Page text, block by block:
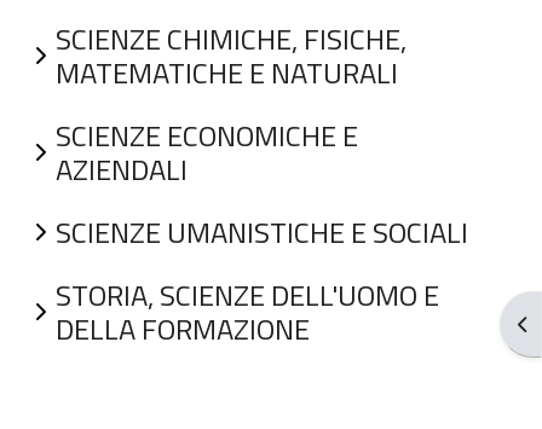
SCIENZE CHIMICHE, FISICHE,
MATEMATICHE E NATURALI
SCIENZE ECONOMICHE E
AZIENDALI
SCIENZE UMANISTICHE E SOCIALI
STORIA, SCIENZE DELL'UOMO E
DELLA FORMAZIONE